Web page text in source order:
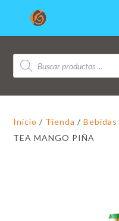
Búsqueda
de
productos
Inicio / Tienda /Bebidas
TEA MANGO PIÑA